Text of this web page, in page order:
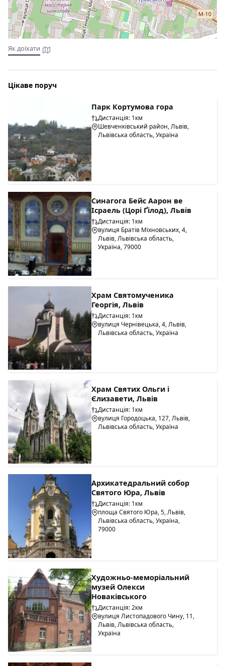
Як доїхати
Цікаве поруч
Парк Кортумова гора
Дистанція: 1км
Шевченківський район, Львів,
Львівська область, Україна
Синагога Бейс Аарон ве
Ісраель (Цорі Ґілод), Львів
Дистанція: 1км
вулиця Братів Міхновських, 4,
Львів, Львівська область,
Україна, 79000
Храм Святомученика
Георгія, Львів
Дистанція: 1км
вулиця Чернівецька, 4, Львів,
Львівська область, Україна
Храм Святих Ольги і
Єлизавети, Львів
Дистанція: 1км
вулиця Городоцька, 127, Львів,
Львівська область, Україна
Архикатедральний собор
Святого Юра, Львів
Дистанція: 1км
площа Святого Юра, 5, Львів,
Львівська область, Україна,
79000
Художньо-меморіальний
музей Олекси
Новаківського
Дистанція: 2км
вулиця Листопадового Чину, 11,
Львів, Львівська область,
Україна